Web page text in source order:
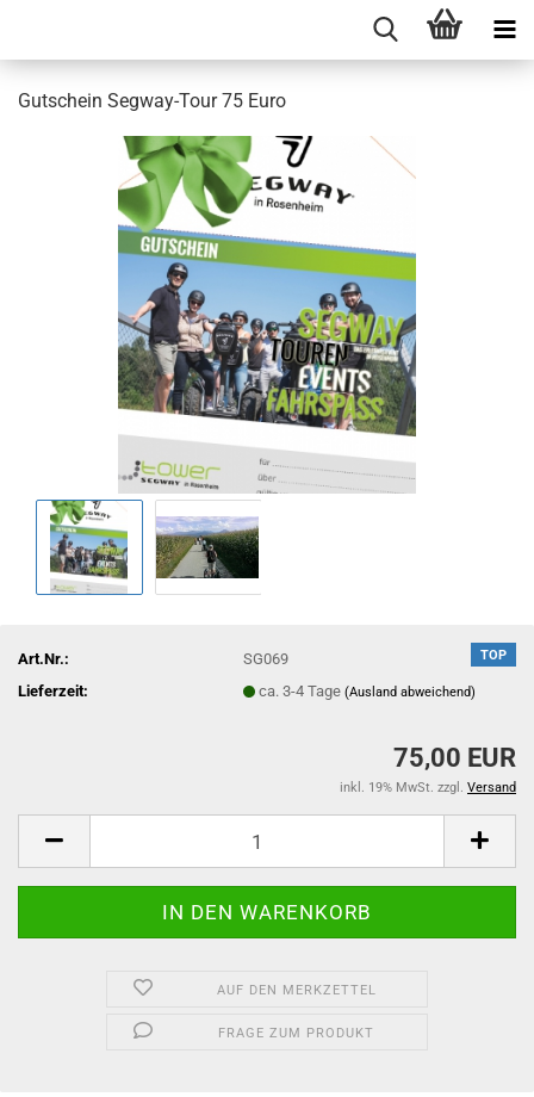
Gutschein Segway-Tour 75 Euro
TOP
Art.Nr.:
SG069
Lieferzeit:
ca. 3-4 Tage(Ausland abweichend)
75,00 EUR
inkl. 19% MwSt. zzgl. Versand
AUF DEN MERKZETTEL
FRAGE ZUM PRODUKT